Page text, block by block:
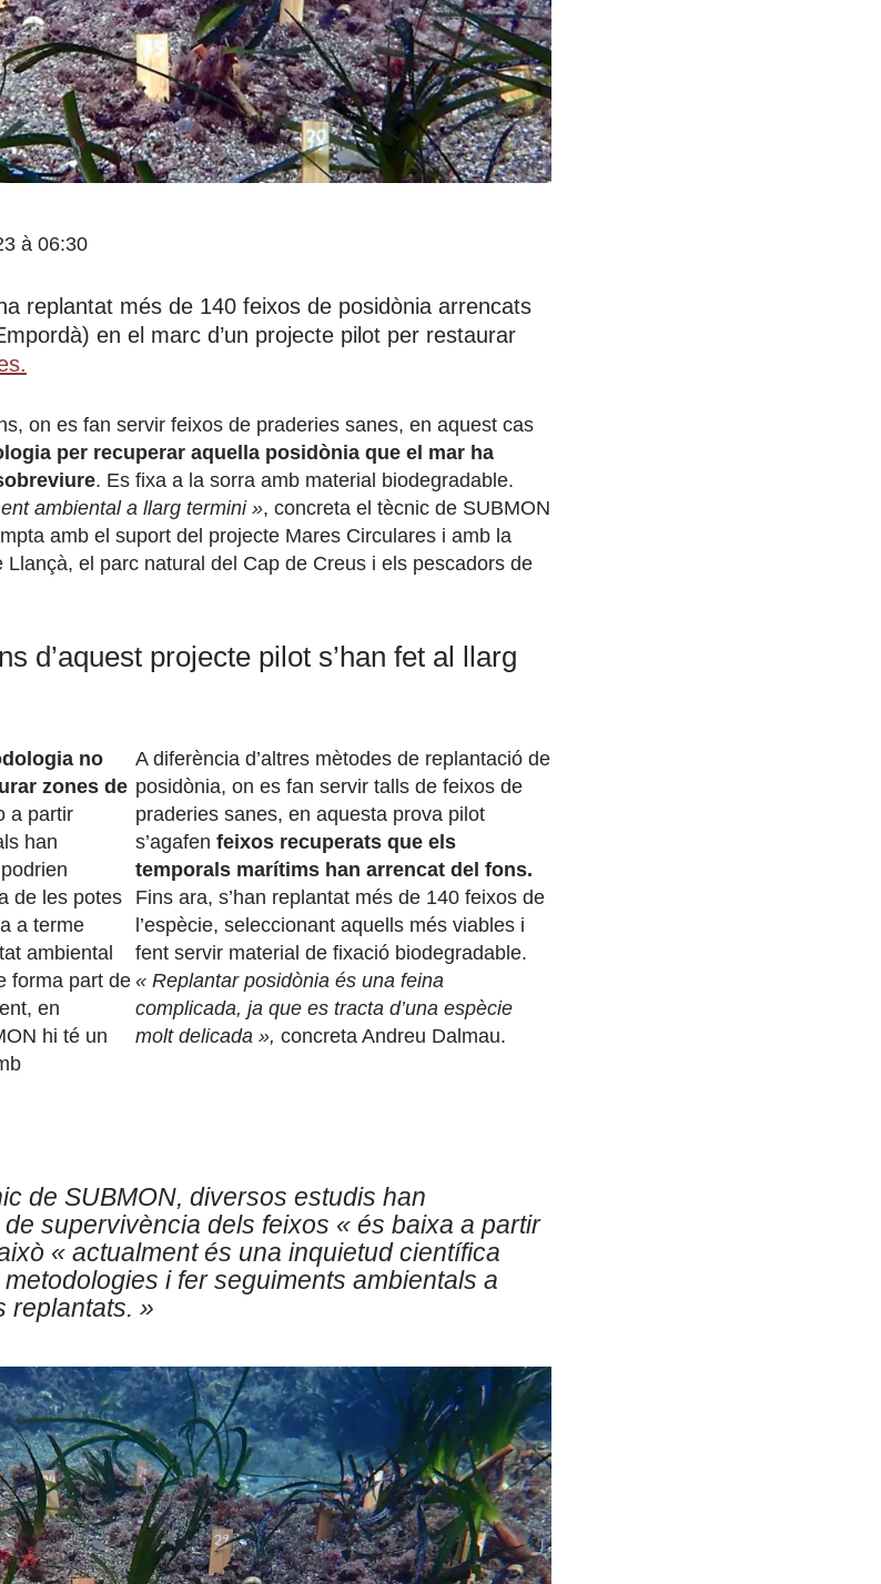
à 06:30
ha replantat més de 140 feixos de posidònia arrencats
en el marc d’un projecte pilot per restaurar
on es fan servir feixos de praderies sanes, en aquest cas
per recuperar aquella posidònia que el mar ha
. Es fixa a la sorra amb material biodegradable.
ambiental a llarg termini », concreta el tècnic de SUBMON
amb el suport del projecte Mares Circulares i amb la
Llançà, el parc natural del Cap de Creus i els pescadors de
d’aquest projecte pilot s’han fet al llarg
no
zones de
a partir
han
de les potes
a terme
ambiental
forma part de
en
hi té un
A diferència d’altres mètodes de replantació de
posidònia, on es fan servir talls de feixos de
praderies sanes, en aquesta prova pilot
s’agafen feixos recuperats que els
temporals marítims han arrencat del fons.
Fins ara, s’han replantat més de 140 feixos de
l’espècie, seleccionant aquells més viables i
fent servir material de fixació biodegradable.
« Replantar posidònia és una feina
complicada, ja que es tracta d’una espècie
molt delicada », concreta Andreu Dalmau.
de SUBMON, diversos estudis han
supervivència dels feixos « és baixa a partir
« actualment és una inquietud científica
i fer seguiments ambientals a
replantats. »